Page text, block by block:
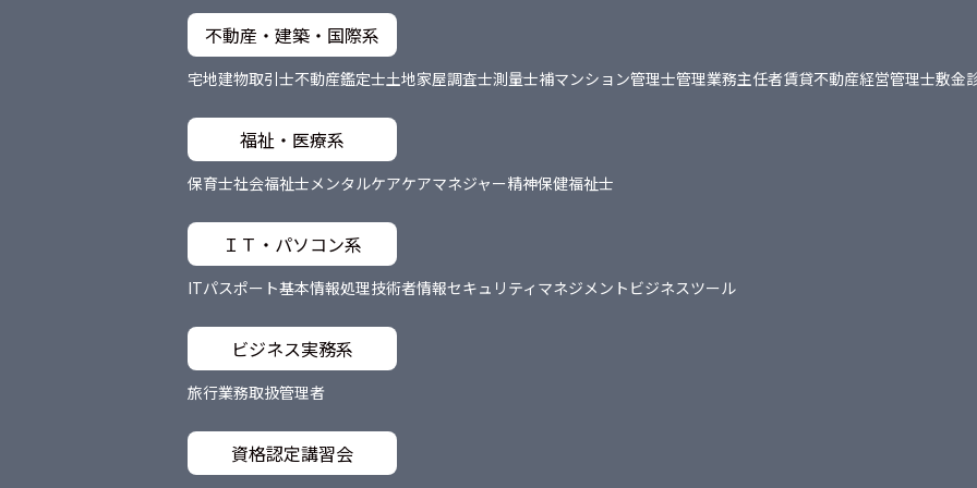
不動産・建築・国際系
宅地建物取引士不動産鑑定士土地家屋調査士測量士補マンション管理士管理業務主任者賃貸不動産経営管理士敷金
福祉・医療系
保育士社会福祉士 メンタルケアケアマネジャー精神保健福祉士
ＩＴ・パソコン系
ITパスポート基本情報処理技術者情報セキュリティマネジメント ビジネスツール
ビジネス実務系
旅行業務取扱管理者
資格認定講習会